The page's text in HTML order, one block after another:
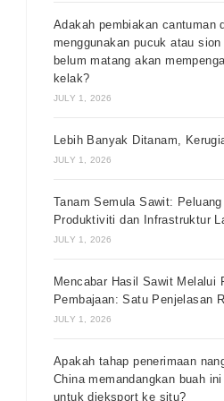
Adakah pembiakan cantuman
menggunakan pucuk atau
belum matang akan
kelak?
JULY 1, 2026
Lebih Banyak Ditanam,
JULY 1, 2026
Tanam Semula Sawit:
Produktiviti dan Infrastruktur
JULY 1, 2026
Mencabar Hasil Sawit Melalui
Pembajaan: Satu Penjelasan
JULY 1, 2026
Apakah tahap penerimaan
China memandangkan buah
untuk dieksport ke situ?